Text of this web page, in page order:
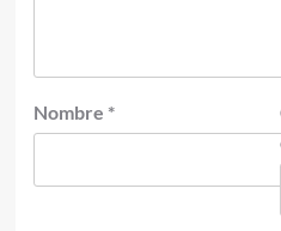
Nombre *